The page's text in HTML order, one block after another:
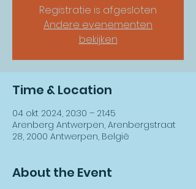
Registratie is afgesloten
Andere evenementen
bekijken
Time & Location
04 okt 2024, 20:30 – 21:45
Arenberg Antwerpen, Arenbergstraat
28, 2000 Antwerpen, België
About the Event